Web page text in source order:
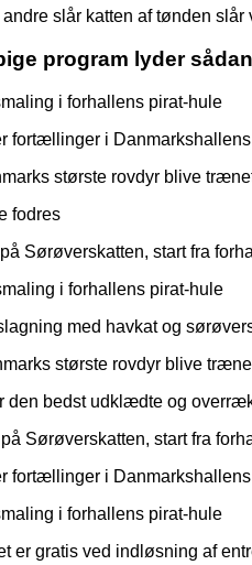
slår katten af tønden
program lyder
i forhallens pirat-hule
fortællinger i
største rovdyr blive
fodres
Sørøverskatten, start fra forhal
i forhallens pirat-hule
med havkat og
største rovdyr blive
den bedst udklædte og
Sørøverskatten, start fra
fortællinger i
i forhallens pirat-hule
er gratis ved indløsning af